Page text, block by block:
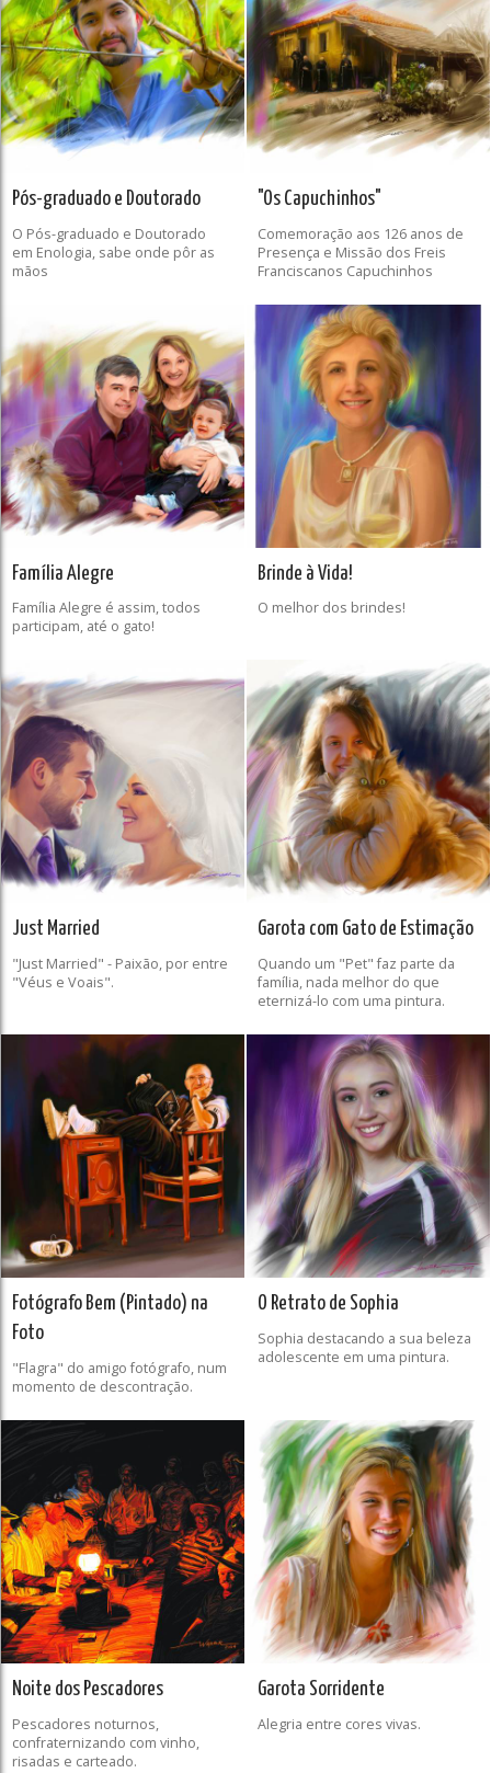
Pós-graduado e Doutorado
O Pós-graduado e Doutorado
em Enologia, sabe onde pôr as
mãos
"Os Capuchinhos"
Comemoração aos 126 anos de
Presença e Missão dos Freis
Franciscanos Capuchinhos
Família Alegre
Família Alegre é assim, todos
participam, até o gato!
Brinde à Vida!
O melhor dos brindes!
Just Married
"Just Married" - Paixão, por entre
"Véus e Voais".
Garota com Gato de Estimação
Quando um "Pet" faz parte da
família, nada melhor do que
eternizá-lo com uma pintura.
Fotógrafo Bem (Pintado) na
Foto
"Flagra" do amigo fotógrafo, num
momento de descontração.
O Retrato de Sophia
Sophia destacando a sua beleza
adolescente em uma pintura.
Noite dos Pescadores
Pescadores noturnos,
confraternizando com vinho,
risadas e carteado.
Garota Sorridente
Alegria entre cores vivas.